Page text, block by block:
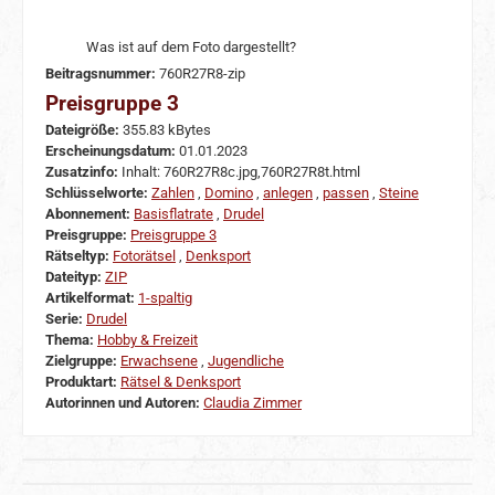
Was ist auf dem Foto dargestellt?
Beitragsnummer: 760R27R8-zip
Preisgruppe 3
Dateigröße: 355.83 kBytes
Erscheinungsdatum: 01.01.2023
Zusatzinfo: Inhalt: 760R27R8c.jpg,760R27R8t.html
Schlüsselworte: Zahlen Domino anlegen passen Steine
Abonnement: Basisflatrate
Drudel
Preisgruppe: Preisgruppe 3
Rätseltyp: Fotorätsel
Denksport
Dateityp: ZIP
Artikelformat: 1-spaltig
Serie: Drudel
Thema: Hobby & Freizeit
Zielgruppe: Erwachsene Jugendliche
Produktart: Rätsel & Denksport
Autorinnen und Autoren: Claudia Zimmer